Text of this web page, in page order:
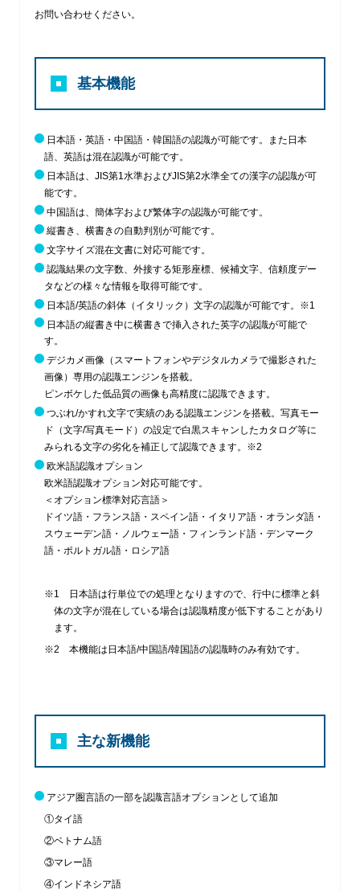
お問い合わせください。
基本機能
日本語・英語・中国語・韓国語の認識が可能です。また日本
語、英語は混在認識が可能です。
日本語は、JIS第1水準およびJIS第2水準全ての漢字の認識が可
能です。
中国語は、簡体字および繁体字の認識が可能です。
縦書き、横書きの自動判別が可能です。
文字サイズ混在文書に対応可能です。
認識結果の文字数、外接する矩形座標、候補文字、信頼度デー
タなどの様々な情報を取得可能です。
日本語/英語の斜体（イタリック）文字の認識が可能です。※1
日本語の縦書き中に横書きで挿入された英字の認識が可能で
す。
デジカメ画像（スマートフォンやデジタルカメラで撮影された
画像）専用の認識エンジンを搭載。
ピンボケした低品質の画像も高精度に認識できます。
つぶれ/かすれ文字で実績のある認識エンジンを搭載。写真モー
ド（文字/写真モード）の設定で白黒スキャンしたカタログ等に
みられる文字の劣化を補正して認識できます。※2
欧米語認識オプション
欧米語認識オプション対応可能です。
＜オプション標準対応言語＞
ドイツ語・フランス語・スペイン語・イタリア語・オランダ語・
スウェーデン語・ノルウェー語・フィンランド語・デンマーク
語・ポルトガル語・ロシア語
※1 日本語は行単位での処理となりますので、行中に標準と斜
体の文字が混在している場合は認識精度が低下することがあり
ます。
※2 本機能は日本語/中国語/韓国語の認識時のみ有効です。
主な新機能
アジア圏言語の一部を認識言語オプションとして追加
①タイ語
②ベトナム語
③マレー語
④インドネシア語